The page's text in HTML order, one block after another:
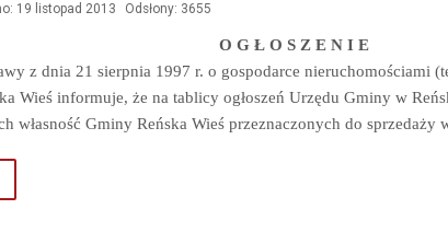
19 listopad 2013 Odsłony: 3655
O G Ł O S Z E N I E
z dnia 21 sierpnia 1997 r. o gospodarce nieruchomościami
Wieś informuje, że na tablicy ogłoszeń Urzędu Gminy w
własność Gminy Reńska Wieś przeznaczonych do